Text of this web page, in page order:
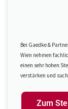
Bei Gaedke &
Wien nehmen
einen sehr hohen
verstärken und
Zum